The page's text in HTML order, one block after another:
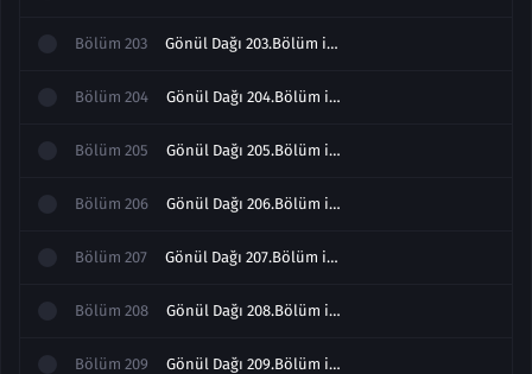
Bölüm 203 Gönül Dağı 203.Bölüm izle
Bölüm 204 Gönül Dağı 204.Bölüm izle
Bölüm 205 Gönül Dağı 205.Bölüm izle
Bölüm 206 Gönül Dağı 206.Bölüm izle
Bölüm 207 Gönül Dağı 207.Bölüm izle
Bölüm 208 Gönül Dağı 208.Bölüm izle
Bölüm 209 Gönül Dağı 209.Bölüm izle